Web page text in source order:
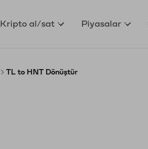
Kripto al/sat Piyasalar
TL to HNT Dönüştür